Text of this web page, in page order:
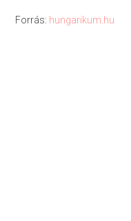
Forrás: hungarikum.hu